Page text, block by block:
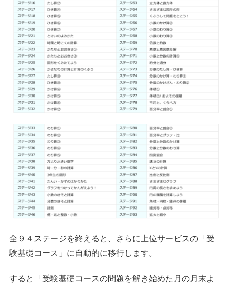
全９４ステージを終えると、さらに上位サービスの「受
験基礎コース」に自動的に移行します。
すると「受験基礎コースの問題を解き始めた月の月末よ